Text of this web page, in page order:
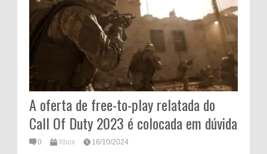
A oferta de free-to-play relatada do
Call Of Duty 2023 é colocada em dúvida
0 Xbox 16/10/2024